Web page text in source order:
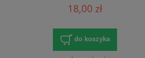
18,00 zł
do koszyka